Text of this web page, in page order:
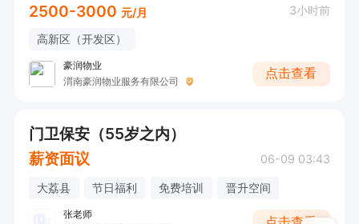
2500-3000 元/月 3小时前
高新区（开发区）
豪润物业
渭南豪润物业服务有限公司
点击查看
门卫保安（55岁之内）
薪资面议
06-09 03:43
大荔县 节日福利 免费培训 晋升空间
张老师